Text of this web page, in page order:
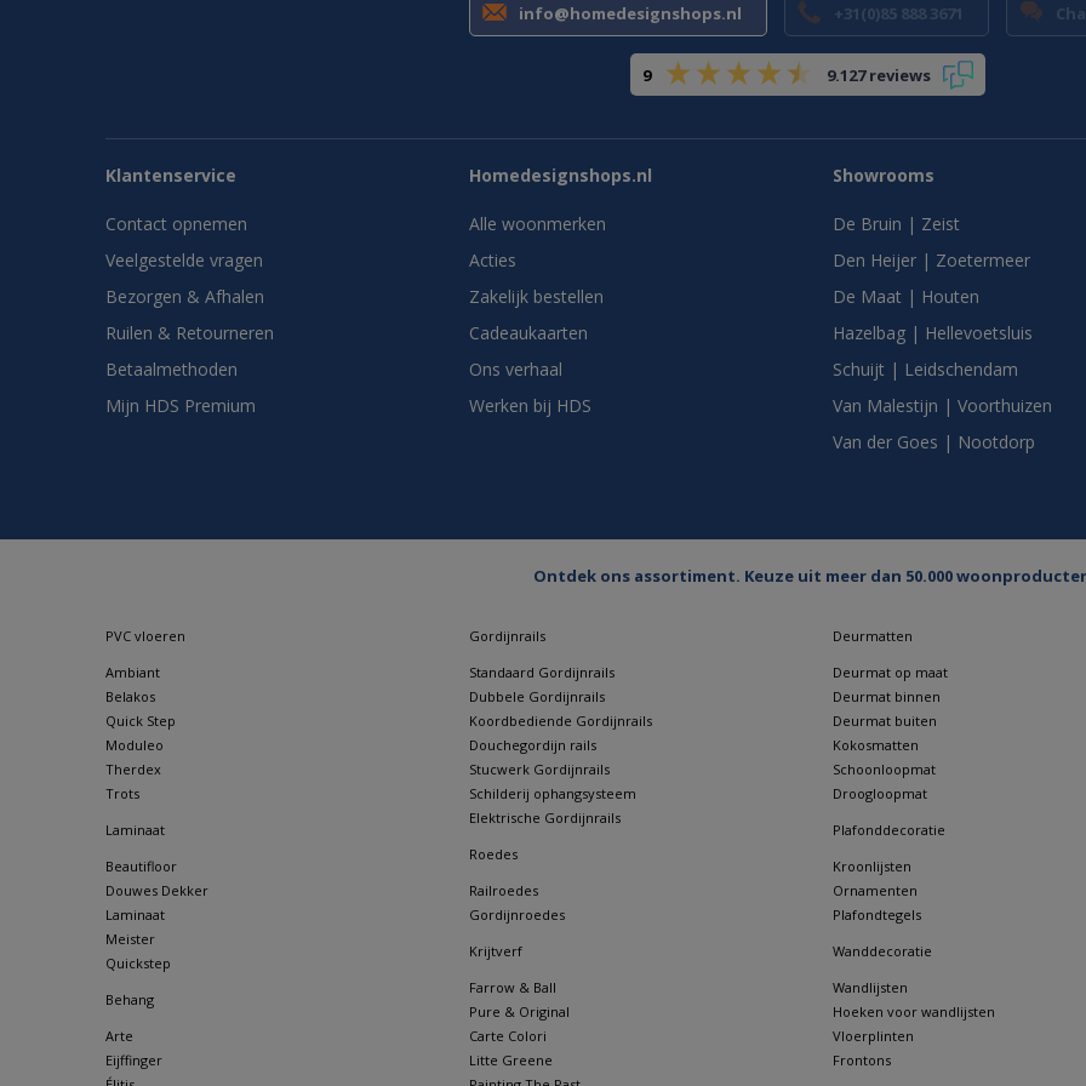
info@homedesignshops.nl +31(0)85 888 3671
9 9.127 reviews
Klantenservice
Contact opnemen
Veelgestelde vragen
Bezorgen & Afhalen
Ruilen & Retourneren
Betaalmethoden
Mijn HDS Premium
Homedesignshops.nl
Alle woonmerken
Acties
Zakelijk bestellen
Cadeaukaarten
Ons verhaal
Werken bij HDS
Showrooms
De Bruin | Zeist
Den Heijer | Zoetermeer
De Maat | Houten
Hazelbag | Hellevoetsluis
Schuijt | Leidschendam
Van Malestijn | Voorthuizen
Van der Goes | Nootdorp
Ontdek ons assortiment. Keuze uit meer dan 50.000
PVC vloeren
Ambiant
Belakos
Quick Step
Moduleo
Therdex
Trots
Laminaat
Beautifloor
Douwes Dekker
Laminaat
Meister
Quickstep
Behang
Arte
Eijffinger
Gordijnrails
Standaard Gordijnrails
Dubbele Gordijnrails
Koordbediende Gordijnrails
Douchegordijn rails
Stucwerk Gordijnrails
Schilderij ophangsysteem
Elektrische Gordijnrails
Roedes
Railroedes
Gordijnroedes
Krijtverf
Farrow & Ball
Pure & Original
Carte Colori
Litte Greene
Deurmatten
Deurmat op maat
Deurmat binnen
Deurmat buiten
Kokosmatten
Schoonloopmat
Droogloopmat
Plafonddecoratie
Kroonlijsten
Ornamenten
Plafondtegels
Wanddecoratie
Wandlijsten
Hoeken voor wandlijsten
Vloerplinten
Frontons